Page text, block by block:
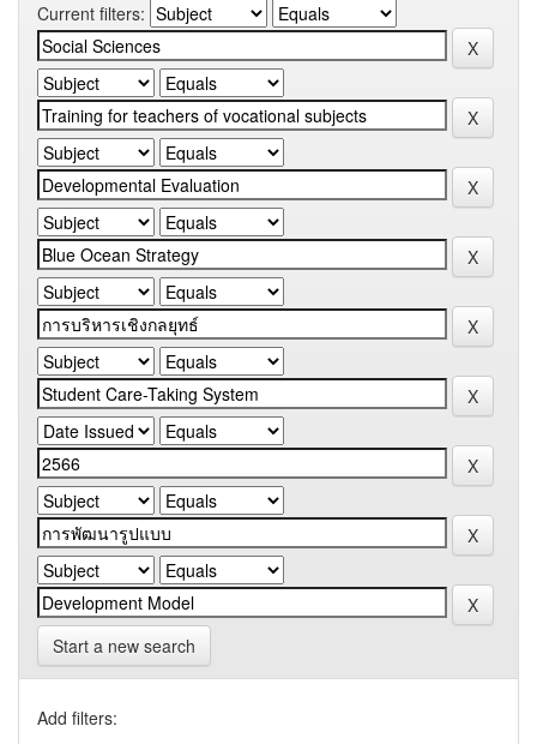
Current filters:
Start a new search
Add filters: